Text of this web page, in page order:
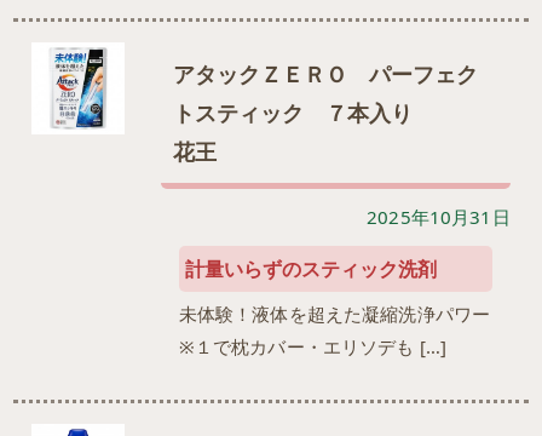
アタックＺＥＲＯ パーフェク
トスティック ７本入り
花王
2025年10月31日
計量いらずのスティック洗剤
未体験！液体を超えた凝縮洗浄パワー
※１で枕カバー・エリソデも […]